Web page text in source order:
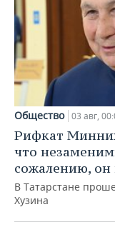
Общество 03 авг,
Рифкат
что
сожалению,
В Татарстане
Хузина